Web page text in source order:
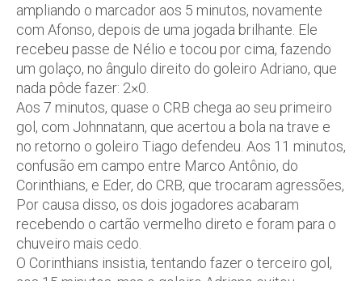
ampliando o marcador aos 5 minutos, novamente
com Afonso, depois de uma jogada brilhante. Ele
recebeu passe de Nélio e tocou por cima, fazendo
um golaço, no ângulo direito do goleiro Adriano, que
nada pôde fazer: 2×0.
Aos 7 minutos, quase o CRB chega ao seu primeiro
gol, com Johnnatann, que acertou a bola na trave e
no retorno o goleiro Tiago defendeu. Aos 11 minutos,
confusão em campo entre Marco Antônio, do
Corinthians, e Eder, do CRB, que trocaram agressões,
Por causa disso, os dois jogadores acabaram
recebendo o cartão vermelho direto e foram para o
chuveiro mais cedo.
O Corinthians insistia, tentando fazer o terceiro gol,